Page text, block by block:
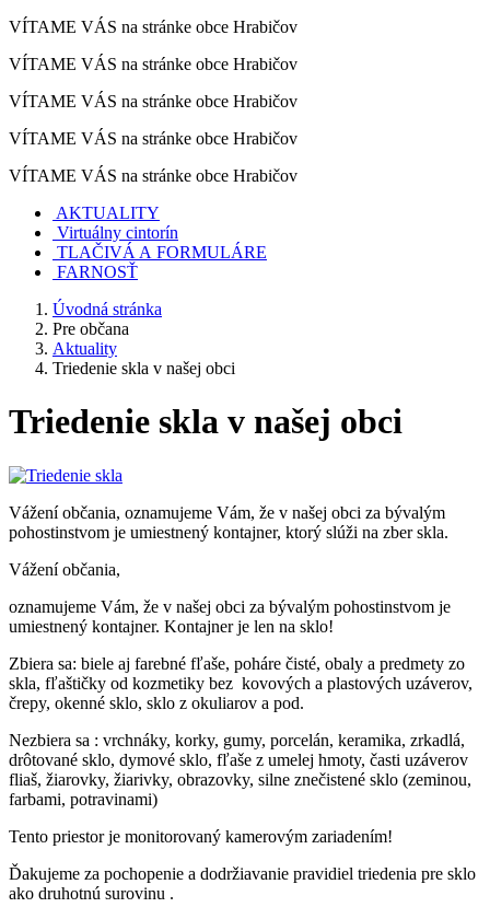
VÍTAME VÁS na stránke obce Hrabičov
VÍTAME VÁS na stránke obce Hrabičov
VÍTAME VÁS na stránke obce Hrabičov
VÍTAME VÁS na stránke obce Hrabičov
VÍTAME VÁS na stránke obce Hrabičov
AKTUALITY
Virtuálny cintorín
TLAČIVÁ A FORMULÁRE
FARNOSŤ
Úvodná stránka
Pre občana
Aktuality
Triedenie skla v našej obci
Triedenie skla v našej obci
Vážení občania, oznamujeme Vám, že v našej obci za bývalým
pohostinstvom je umiestnený kontajner, ktorý slúži na zber skla.
Vážení občania,
oznamujeme Vám, že v našej obci za bývalým pohostinstvom je
umiestnený kontajner. Kontajner je len na sklo!
Zbiera sa: biele aj farebné fľaše, poháre čisté, obaly a predmety zo
skla, fľaštičky od kozmetiky bez kovových a plastových uzáverov,
črepy, okenné sklo, sklo z okuliarov a pod.
Nezbiera sa : vrchnáky, korky, gumy, porcelán, keramika, zrkadlá,
drôtované sklo, dymové sklo, fľaše z umelej hmoty, časti uzáverov
fliaš, žiarovky, žiarivky, obrazovky, silne znečistené sklo (zeminou,
farbami, potravinami)
Tento priestor je monitorovaný kamerovým zariadením!
Ďakujeme za pochopenie a dodržiavanie pravidiel triedenia pre sklo
ako druhotnú surovinu .